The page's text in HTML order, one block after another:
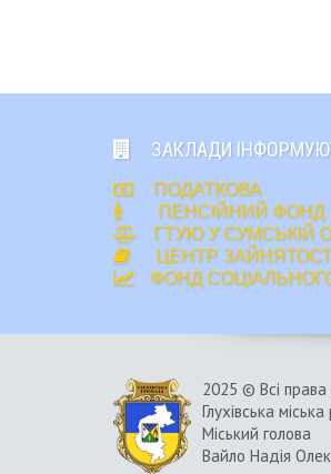
ЗАКЛАДИ
ПОДАТКОВА
ПЕНСІЙНИЙ ФОНД
ГТУЮ У СУМСЬКІЙ
ЦЕНТР ЗАЙНЯТОСТІ
ФОНД
2025 © Всі
Глухівська
Міський голова
Вайло Надія